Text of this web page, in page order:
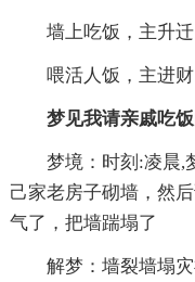
墙上吃饭，主升迁
喂活人饭，主进财
梦见我请亲戚吃
梦境：时刻:凌晨,
己家老房子砌墙，然
气了，把墙踹塌了
解梦：墙裂墙塌